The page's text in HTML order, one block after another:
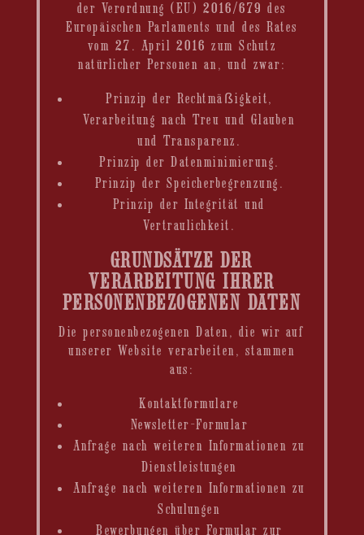
der Verordnung (EU) 2016/679 des
Europäischen Parlaments und des Rates
vom 27. April 2016 zum Schutz
natürlicher Personen an, und zwar:
Prinzip der Rechtmäßigkeit,
Verarbeitung nach Treu und Glauben
und Transparenz.
Prinzip der Datenminimierung.
Prinzip der Speicherbegrenzung.
Prinzip der Integrität und
Vertraulichkeit.
GRUNDSÄTZE DER
VERARBEITUNG IHRER
PERSONENBEZOGENEN DATEN
Die personenbezogenen Daten, die wir auf
unserer Website verarbeiten, stammen
aus:
Kontaktformulare
Newsletter-Formular
Anfrage nach weiteren Informationen zu
Dienstleistungen
Anfrage nach weiteren Informationen zu
Schulungen
Bewerbungen über Formular zur